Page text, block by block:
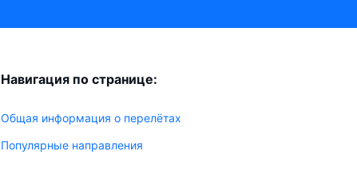
Навигация по странице:
Общая информация о перелётах
Популярные направления